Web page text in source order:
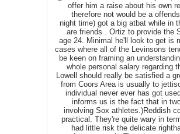
offer him a raise about his own
therefore not would be a
night time) got a big atbat while in
are friends . Ortiz to provide the
age 24. Minimal he'll look to get is
cases where all of the Levinsons
be keen on framing an
whole personal salary regarding
Lowell should really be satisfied a
from Coors Area is usually to
individual never ever has got
informs us is the fact that in
involving Sox athletes.)Reddish
practical. They're quite wary in
had little risk the delicate